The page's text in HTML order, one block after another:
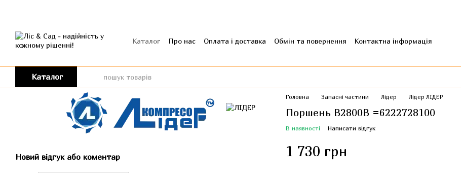
Каталог Про нас Оплата і доставка Обмін та повернення
Контактна інформація
Каталог
Новий відгук або коментар
Головна Запасні частини Лідер Лідер ЛІДЕР
Поршень B2800B =6222728100
В наявності Написати відгук
1 730 грн